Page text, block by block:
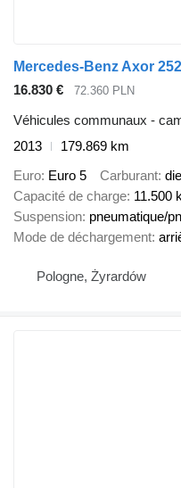
Mercedes-Benz Axor
16.830 €
72.360 PLN
Véhicules communaux -
2013
179.869 km
Euro Euro 5 Carburant
Capacité de charge 11.500
Suspension pneumatique/
Mode de déchargement
Pologne, Żyrardów